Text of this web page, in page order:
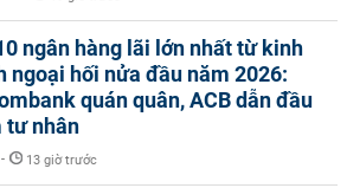
ngân hàng lãi lớn nhất từ kinh
ngoại hối nửa đầu năm 2026:
quán quân, ACB dẫn đầu
tư nhân
- 13 giờ trước